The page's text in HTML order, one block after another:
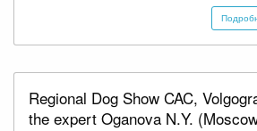
Regional Dog Show CAC,
the expert Oganova N.Y.